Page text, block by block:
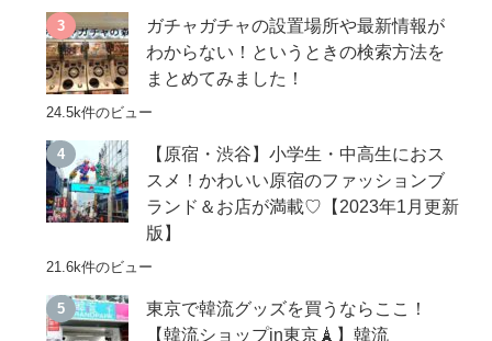
ガチャガチャの設置場所や最新情報が
わからない！というときの検索方法を
まとめてみました！
24.5k件のビュー
【原宿・渋谷】小学生・中高生におス
スメ！かわいい原宿のファッションブ
ランド＆お店が満載♡【2023年1月更新
版】
21.6k件のビュー
東京で韓流グッズを買うならここ！
【韓流ショップin東京🗼】韓流